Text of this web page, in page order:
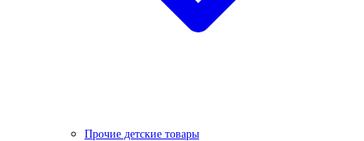
Прочие детские товары